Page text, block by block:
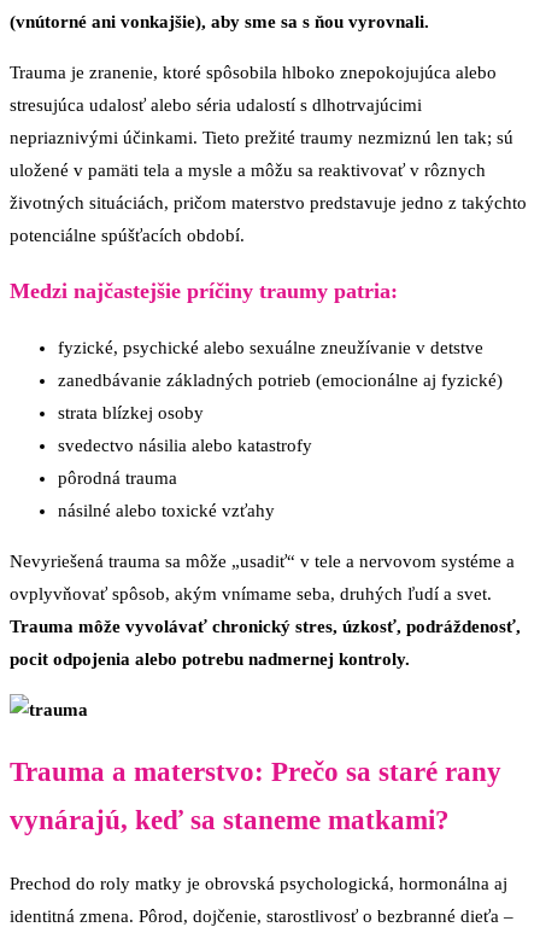
(vnútorné ani vonkajšie), aby sme sa s ňou vyrovnali.
Trauma je zranenie, ktoré spôsobila hlboko znepokojujúca alebo
stresujúca udalosť alebo séria udalostí s dlhotrvajúcimi
nepriaznivými účinkami. Tieto prežité traumy nezmiznú len tak; sú
uložené v pamäti tela a mysle a môžu sa reaktivovať v rôznych
životných situáciách, pričom materstvo predstavuje jedno z takýchto
potenciálne spúšťacích období.
Medzi najčastejšie príčiny traumy patria:
fyzické, psychické alebo sexuálne zneužívanie v detstve
zanedbávanie základných potrieb (emocionálne aj fyzické)
strata blízkej osoby
svedectvo násilia alebo katastrofy
pôrodná trauma
násilné alebo toxické vzťahy
Nevyriešená trauma sa môže „usadiť“ v tele a nervovom systéme a
ovplyvňovať spôsob, akým vnímame seba, druhých ľudí a svet.
Trauma môže vyvolávať chronický stres, úzkosť, podráždenosť,
pocit odpojenia alebo potrebu nadmernej kontroly.
Trauma a materstvo: Prečo sa staré rany
vynárajú, keď sa staneme matkami?
Prechod do roly matky je obrovská psychologická, hormonálna aj
identitná zmena. Pôrod, dojčenie, starostlivosť o bezbranné dieťa –